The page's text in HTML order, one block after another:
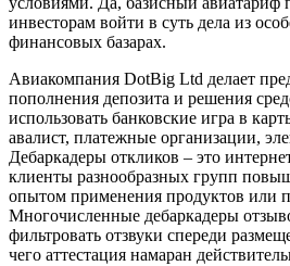
инвесторам войти в суть дела из
финансовых базарах.
Авиакомпания DotBig Ltd делает
пополнения депозита и решения
использовать банковские игра в
авалист, платежные организации,
Дебаркадеры откликов – это
клиенты разнообразных групп
опытом применения продуктов или
Многочисленные дебаркадеры
фильтровать отзвуки спереди
чего аттестация намаран